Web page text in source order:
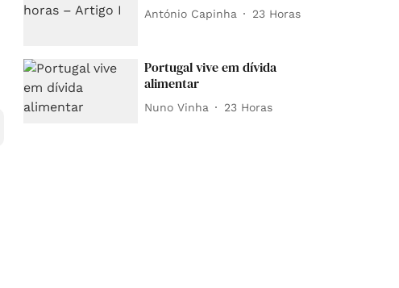
António Capinha 23 Horas
Portugal vive em dívida
alimentar
Nuno Vinha 23 Horas